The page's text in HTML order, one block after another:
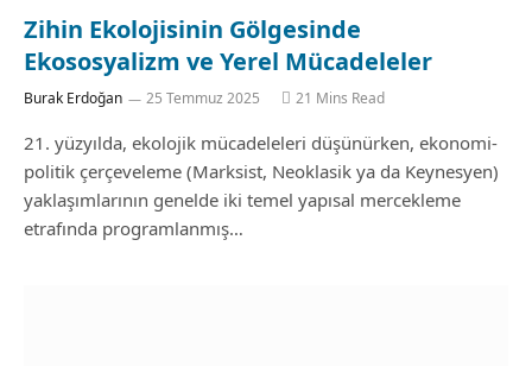
Zihin Ekolojisinin Gölgesinde
Ekososyalizm ve Yerel Mücadeleler
Burak Erdoğan 25 Temmuz 2025 21 Mins Read
21. yüzyılda, ekolojik mücadeleleri düşünürken, ekonomi-
politik çerçeveleme (Marksist, Neoklasik ya da Keynesyen)
yaklaşımlarının genelde iki temel yapısal mercekleme
etrafında programlanmış…